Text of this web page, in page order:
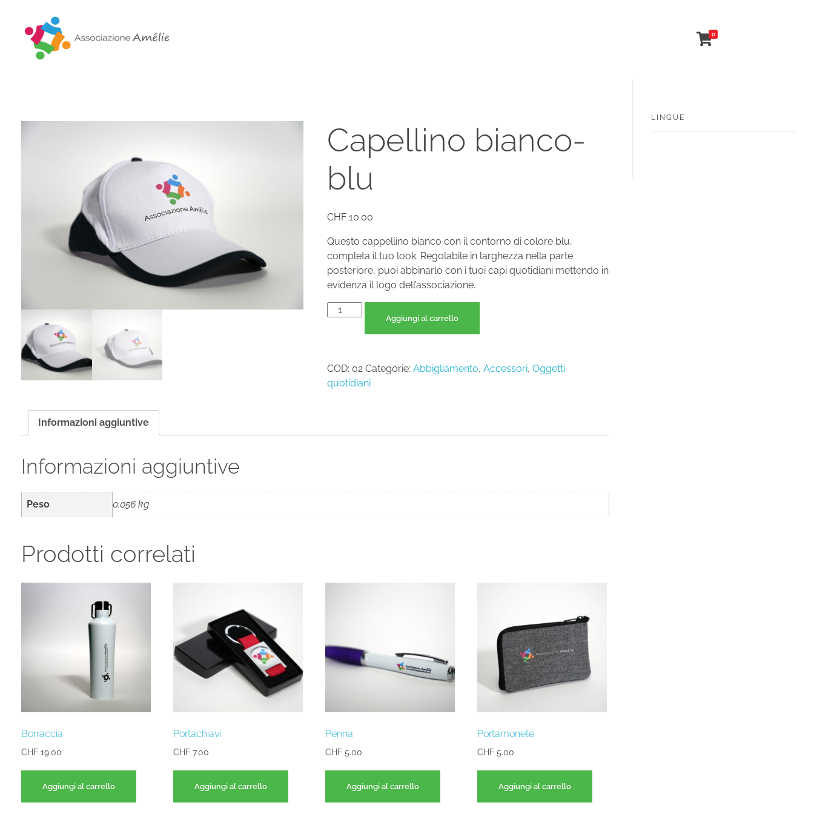
0
Capellino bianco-
blu
CHF10.00
Questo cappellino bianco con il contorno di colore blu,
completa il tuo look. Regolabile in larghezza nella parte
posteriore, puoi abbinarlo con i tuoi capi quotidiani mettendo in
evidenza il logo dell’associazione.
Aggiungi al carrello
COD: 02 Categorie: Abbigliamento, Accessori, Oggetti
quotidiani
Informazioni aggiuntive
Informazioni aggiuntive
Peso 0.056 kg
Prodotti correlati
Borraccia
CHF 19.00
Aggiungi al carrello
Portachiavi
CHF7.00
Aggiungi al carrello
Penna
CHF5.00
Aggiungi al carrello
Portamonete
CHF5.00
Aggiungi al carrello
LINGUE